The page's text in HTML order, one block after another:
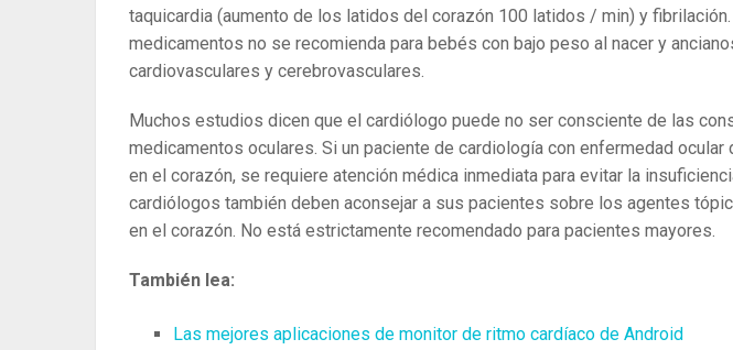
taquicardia (aumento de los latidos del corazón 100 latidos / min) y
medicamentos no se recomienda para bebés con bajo peso al nacer y
cardiovasculares y cerebrovasculares.
Muchos estudios dicen que el cardiólogo puede no ser consciente de las
medicamentos oculares. Si un paciente de cardiología con enfermedad ocular
en el corazón, se requiere atención médica inmediata para evitar la
cardiólogos también deben aconsejar a sus pacientes sobre los agentes
en el corazón. No está estrictamente recomendado para pacientes mayores.
También lea:
Las mejores aplicaciones de monitor de ritmo cardíaco de Android